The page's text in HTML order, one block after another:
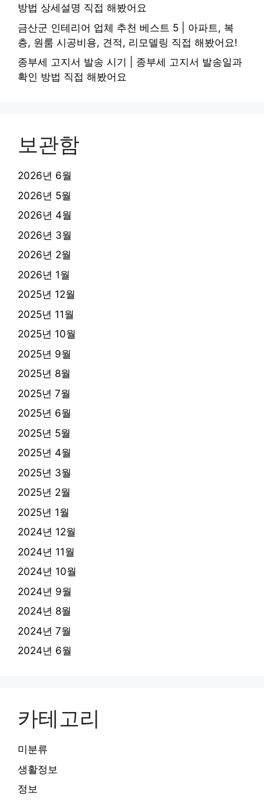
방법 상세설명 직접 해봤어요
금산군 인테리어 업체 추천 베스트 5 | 아파트, 복
층, 원룸 시공비용, 견적, 리모델링 직접 해봤어요!
종부세 고지서 발송 시기 | 종부세 고지서 발송일과
확인 방법 직접 해봤어요
보관함
2026년 6월
2026년 5월
2026년 4월
2026년 3월
2026년 2월
2026년 1월
2025년 12월
2025년 11월
2025년 10월
2025년 9월
2025년 8월
2025년 7월
2025년 6월
2025년 5월
2025년 4월
2025년 3월
2025년 2월
2025년 1월
2024년 12월
2024년 11월
2024년 10월
2024년 9월
2024년 8월
2024년 7월
2024년 6월
카테고리
미분류
생활정보
정보